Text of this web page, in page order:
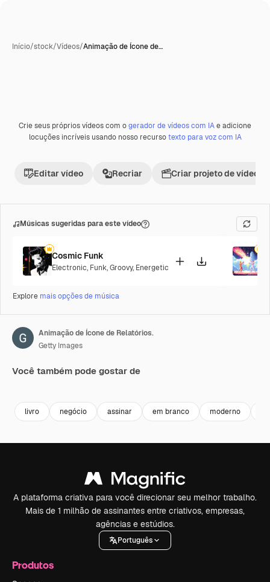
Início/stock/Vídeos/Animação de Ícone de…
Premium
Crie seus próprios vídeos com ogerador de vídeos com IAe adicione
locuções incríveis usando nosso recursotexto para voz com IA
Editar vídeo Recriar Criar projeto de vídeo
Músicas sugeridas para este vídeo
Cosmic Funk
Electronic, Funk,Groovy, Energetic
Explore mais opções de música
Animação de Ícone de Relatórios.
Getty Images
Você também pode gostar de
livro negócio assinar em branco moderno
A plataforma criativa para você direcionar seu melhor trabalho.
Mais de 1 milhão de assinantes entre criativos, empresas,
agências e estúdios.
Português
Produtos